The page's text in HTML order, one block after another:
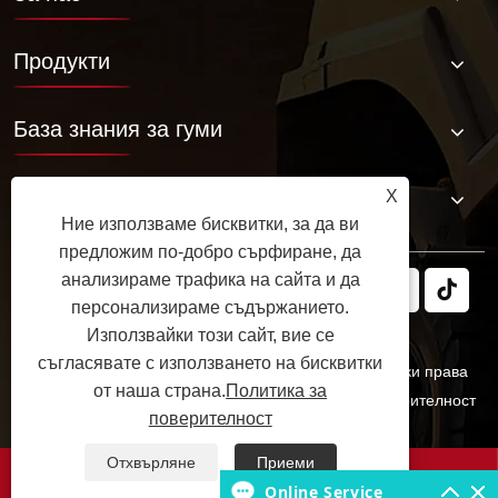
Продукти
База знания за гуми
Авторско право © 2025 JABIL Rubber Co., Ltd. Всички права
запазени.Links Sitemap RSS XML Политика за поверителност

X
Ние използваме бисквитки, за да ви
предложим по-добро сърфиране, да
анализираме трафика на сайта и да
персонализираме съдържанието.
Използвайки този сайт, вие се
съгласявате с използването на бисквитки
от наша страна.Политика за
поверителност
Отхвърляне Приеми
Online Service